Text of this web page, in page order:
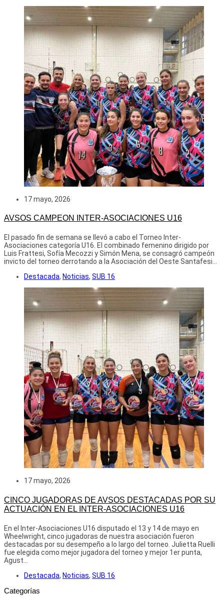
17 mayo, 2026
AVSOS CAMPEON INTER-ASOCIACIONES U16
El pasado fin de semana se llevó a cabo el Torneo Inter-
Asociaciones categoría U16. El combinado femenino dirigido por
Luis Frattesi, Sofía Mecozzi y Simón Mena, se consagró campeón
invicto del torneo derrotando a la Asociación del Oeste Santafesi...
Destacada, Noticias, SUB 16
17 mayo, 2026
CINCO JUGADORAS DE AVSOS DESTACADAS POR SU
ACTUACIÓN EN EL INTER-ASOCIACIONES U16
En el Inter-Asociaciones U16 disputado el 13 y 14 de mayo en
Wheelwright, cinco jugadoras de nuestra asociación fueron
destacadas por su desempeño a lo largo del torneo. Julietta Ruelli
fue elegida como mejor jugadora del torneo y mejor 1er punta,
Agust...
Destacada, Noticias, SUB 16
Categorías